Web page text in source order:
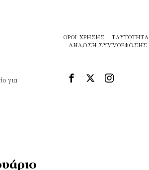
για
ΌΡΟΙ ΧΡΉΣΗΣ ΤΑΥΤΌΤΗΤΑ
ΔΉΛΩΣΗ ΣΥΜΜΌΡΦΩΣΗΣ